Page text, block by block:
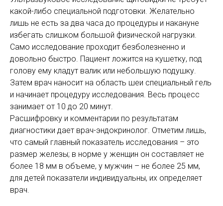
какой-либо специальной подготовки. Желательно
лишь не есть за два часа до процедуры и накануне
избегать слишком большой физической нагрузки.
Само исследование проходит безболезненно и
довольно быстро. Пациент ложится на кушетку, под
голову ему кладут валик или небольшую подушку.
Затем врач наносит на область шеи специальный гель
и начинает процедуру исследования. Весь процесс
занимает от 10 до 20 минут.
Расшифровку и комментарии по результатам
диагностики дает врач-эндокринолог. Отметим лишь,
что самый главный показатель исследования – это
размер железы; в норме у женщин он составляет не
более 18 мм в объеме, у мужчин – не более 25 мм,
для детей показатели индивидуальны, их определяет
врач.